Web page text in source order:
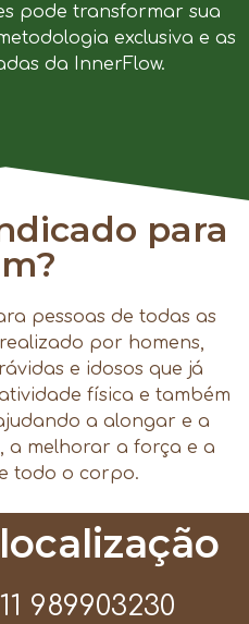
pode transformar sua
exclusiva e as
da InnerFlow.
para
pessoas de todas as
por homens,
e idosos que já
física e também
a alongar e a
a melhorar a força e a
todo o corpo.
989903230